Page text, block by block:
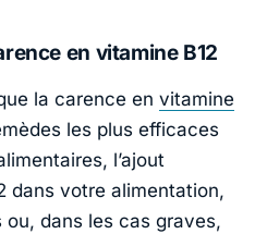
en vitamine B12
la carence en vitamine
les plus efficaces
l’ajout
dans votre alimentation,
ou, dans les cas graves,